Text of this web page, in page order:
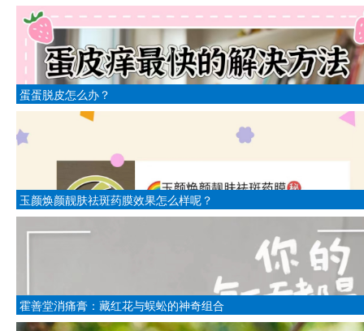
蛋蛋脱皮怎么办？
玉颜焕颜靓肤祛斑药膜效果怎么样呢？
霍善堂消痛膏：藏红花与蜈蚣的神奇组合